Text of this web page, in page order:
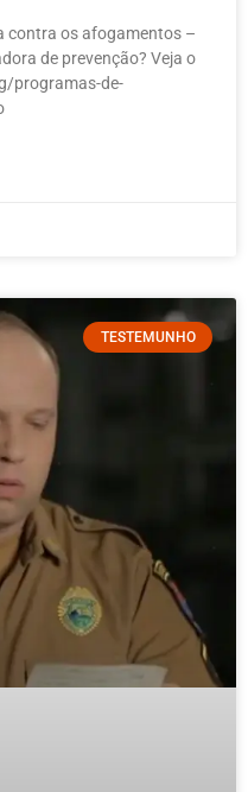
contra os afogamentos –
de prevenção? Veja o
programas-de-
TESTEMUNHO